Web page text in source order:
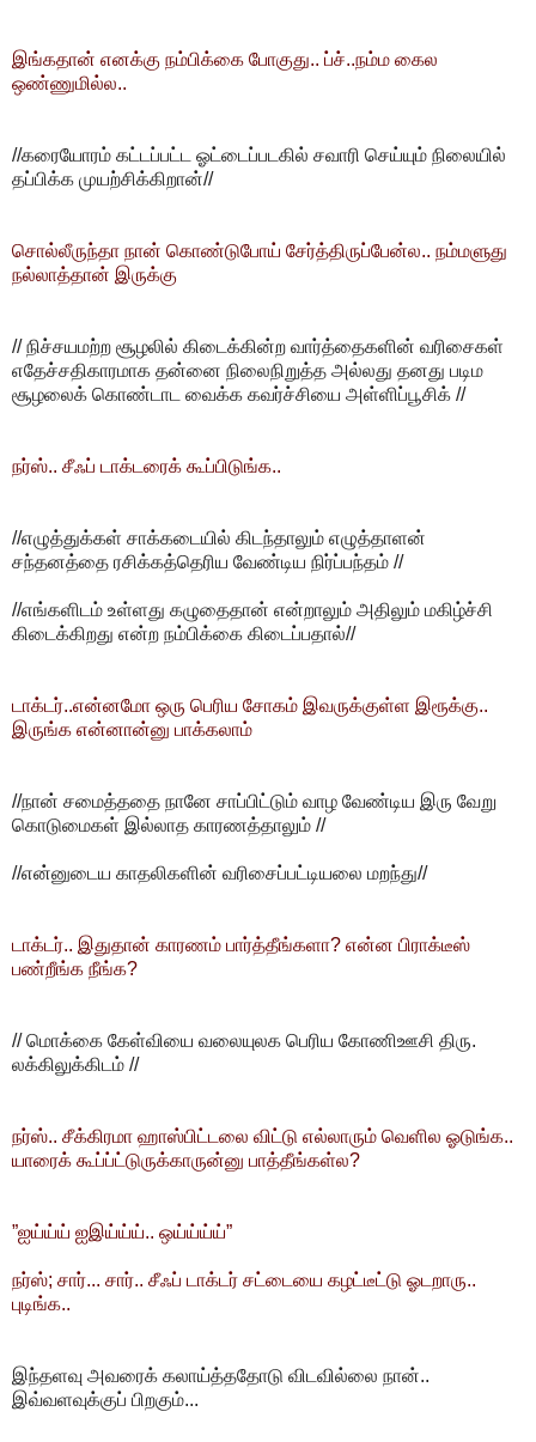
இங்கதான் எனக்கு நம்பிக்கை போகுது.. ப்ச்..நம்ம கைல
ஒண்ணுமில்ல..
//கரையோரம் கட்டப்பட்ட ஓட்டைப்படகில் சவாரி செய்யும் நிலையில்
தப்பிக்க முயற்சிக்கிறான்//
சொல்லீருந்தா நான் கொண்டுபோய் சேர்த்திருப்பேன்ல.. நம்மளுது
நல்லாத்தான் இருக்கு
// நிச்சயமற்ற சூழலில் கிடைக்கின்ற வார்த்தைகளின் வரிசைகள்
எதேச்சதிகாரமாக தன்னை நிலைநிறுத்த அல்லது தனது படிம
சூழலைக் கொண்டாட வைக்க கவர்ச்சியை அள்ளிப்பூசிக் //
நர்ஸ்.. சீஃப் டாக்டரைக் கூப்பிடுங்க..
//எழுத்துக்கள் சாக்கடையில் கிடந்தாலும் எழுத்தாளன்
சந்தனத்தை ரசிக்கத்தெரிய வேண்டிய நிர்ப்பந்தம் //
//எங்களிடம் உள்ளது கழுதைதான் என்றாலும் அதிலும் மகிழ்ச்சி
கிடைக்கிறது என்ற நம்பிக்கை கிடைப்பதால்//
டாக்டர்..என்னமோ ஒரு பெரிய சோகம் இவருக்குள்ள இரூக்கு..
இருங்க என்னான்னு பாக்கலாம்
//நான் சமைத்ததை நானே சாப்பிட்டும் வாழ வேண்டிய இரு வேறு
கொடுமைகள் இல்லாத காரணத்தாலும் //
//என்னுடைய காதலிகளின் வரிசைப்பட்டியலை மறந்து//
டாக்டர்.. இதுதான் காரணம் பார்த்தீங்களா? என்ன பிராக்டீஸ்
பண்றீங்க நீங்க?
// மொக்கை கேள்வியை வலையுலக பெரிய கோணிஊசி திரு.
லக்கிலுக்கிடம் //
நர்ஸ்.. சீக்கிரமா ஹாஸ்பிட்டலை விட்டு எல்லாரும் வெளில ஓடுங்க..
யாரைக் கூப்ப்ட்டுருக்காருன்னு பாத்தீங்கள்ல?
”ஐய்ய்ய் ஐஇய்ய்ய்.. ஒய்ய்ய்ய்”
நர்ஸ்; சார்... சார்.. சீஃப் டாக்டர் சட்டையை கழட்டீட்டு ஓடறாரு..
புடிங்க..
இந்தளவு அவரைக் கலாய்த்ததோடு விடவில்லை நான்..
இவ்வளவுக்குப் பிறகும்...